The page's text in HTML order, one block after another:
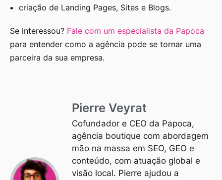
criação de Landing Pages, Sites e Blogs.
Se interessou? Fale com um especialista da Papoca
para entender como a agência pode se tornar uma
parceira da sua empresa.
Pierre Veyrat
Cofundador e CEO da Papoca,
agência boutique com abordagem
mão na massa em SEO, GEO e
conteúdo, com atuação global e
visão local. Pierre ajudou a